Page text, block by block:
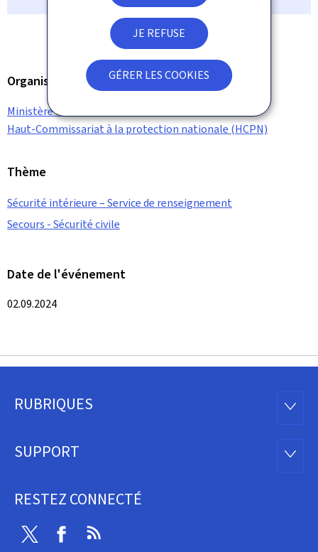
JE REFUSE
GÉRER LES COOKIES
Organisation
Ministère des Affaires intérieures
Haut-Commissariat à la protection nationale (HCPN)
Thème
Sécurité intérieure – Service de renseignement
Secours - Sécurité civile
Date de l'événement
02.09.2024
Pied
page
RUBRIQUES
SUPPORT
RESTEZ CONNECTÉ
Twitter Facebook